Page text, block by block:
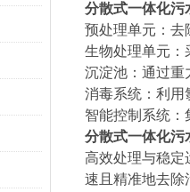
分散式一体化污
预处理单元‌：去
生物处理单元‌：
沉淀池‌：通过重
消毒系统‌：利用
智能控制系统‌
分散式一体化污
高效处理与稳定
速且精准地去除